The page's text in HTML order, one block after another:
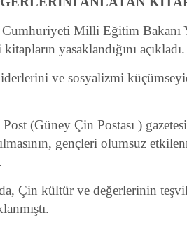
Milli Eğitim Bakanı
yasaklandığını açıkladı.
ve sosyalizmi
(Güney Çin Postası )
gençleri olumsuz
Çin kültür ve değerlerinin